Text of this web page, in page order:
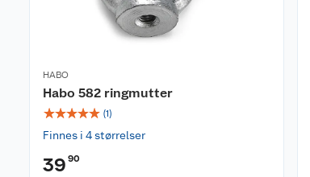
HABO
Habo 582 ringmutter
☆☆☆☆☆ (1)
Finnes i 4 størrelser
39 90